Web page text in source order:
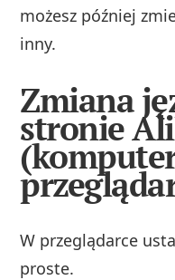
możesz później
inny.
Zmiana
stronie
W przeglądarce
proste.